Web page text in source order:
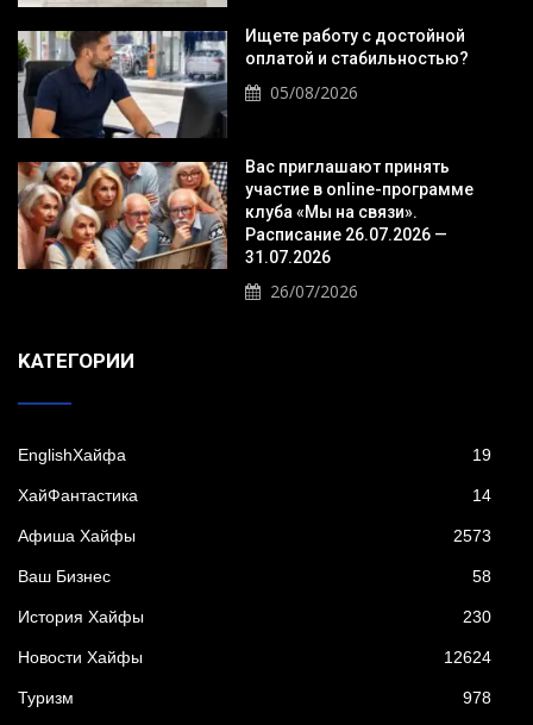
Ищете работу с достойной
оплатой и стабильностью?
05/08/2026
Вас приглашают принять
участие в online-программе
клуба «Мы на связи».
Расписание 26.07.2026 —
31.07.2026
26/07/2026
KАТЕГОРИИ
EnglishХайфа 19
XайФантастика 14
Афиша Хайфы 2573
Ваш Бизнес 58
История Хайфы 230
Новости Хайфы 12624
Туризм 978